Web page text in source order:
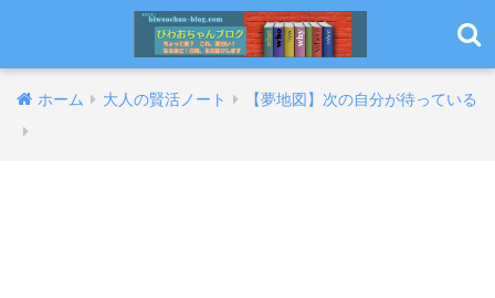
ホーム 大人の賢活ノート 【夢地図】次の自分が待っている